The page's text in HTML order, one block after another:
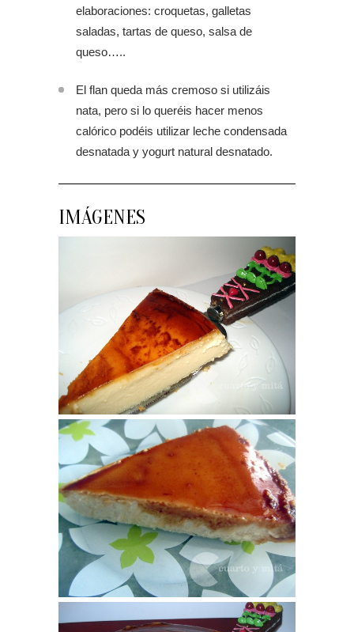
elaboraciones: croquetas, galletas
saladas, tartas de queso, salsa de
queso…..
El flan queda más cremoso si utilizáis
nata, pero si lo queréis hacer menos
calórico podéis utilizar leche condensada
desnatada y yogurt natural desnatado.
IMÁGENES